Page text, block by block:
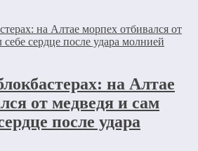
на Алтае
от медведя и сам
после удара